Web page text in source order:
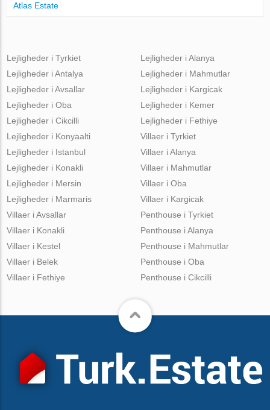
Atlas Estate
Lejligheder i Tyrkiet
Lejligheder i Antalya
Lejligheder i Avsallar
Lejligheder i Oba
Lejligheder i Cikcilli
Lejligheder i Alanya
Lejligheder i Mahmutlar
Lejligheder i Kargicak
Lejligheder i Kemer
Lejligheder i Fethiye
Lejligheder i Konyaalti
Lejligheder i Istanbul
Lejligheder i Konakli
Lejligheder i Mersin
Lejligheder i Marmaris
Villaer i Tyrkiet
Villaer i Alanya
Villaer i Mahmutlar
Villaer i Oba
Villaer i Kargicak
Villaer i Avsallar
Villaer i Konakli
Villaer i Kestel
Villaer i Belek
Villaer i Fethiye
Penthouse i Tyrkiet
Penthouse i Alanya
Penthouse i Mahmutlar
Penthouse i Oba
Penthouse i Cikcilli